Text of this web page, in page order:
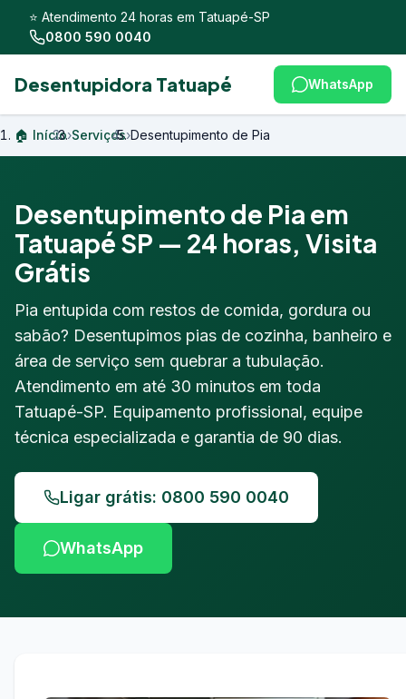
⭐ Atendimento 24 horas em Tatuapé-SP
0800 590 0040
Desentupidora Tatuapé WhatsApp
🏠 Início›Serviços›Desentupimento de Pia
Desentupimento de Pia em
Tatuapé SP — 24 horas, Visita
Grátis
Pia entupida com restos de comida, gordura ou
sabão? Desentupimos pias de cozinha, banheiro e
área de serviço sem quebrar a tubulação.
Atendimento em até 30 minutos em toda
Tatuapé-SP. Equipamento profissional, equipe
técnica especializada e garantia de 90 dias.
Ligar grátis: 0800 590 0040
WhatsApp